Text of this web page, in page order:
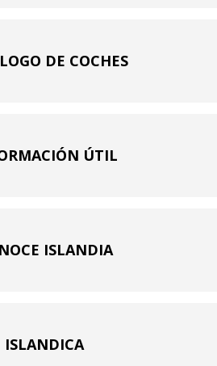
DE COCHES
ÚTIL
ISLANDIA
ISLANDICA